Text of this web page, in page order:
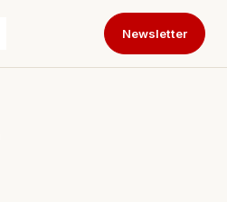
Newsletter